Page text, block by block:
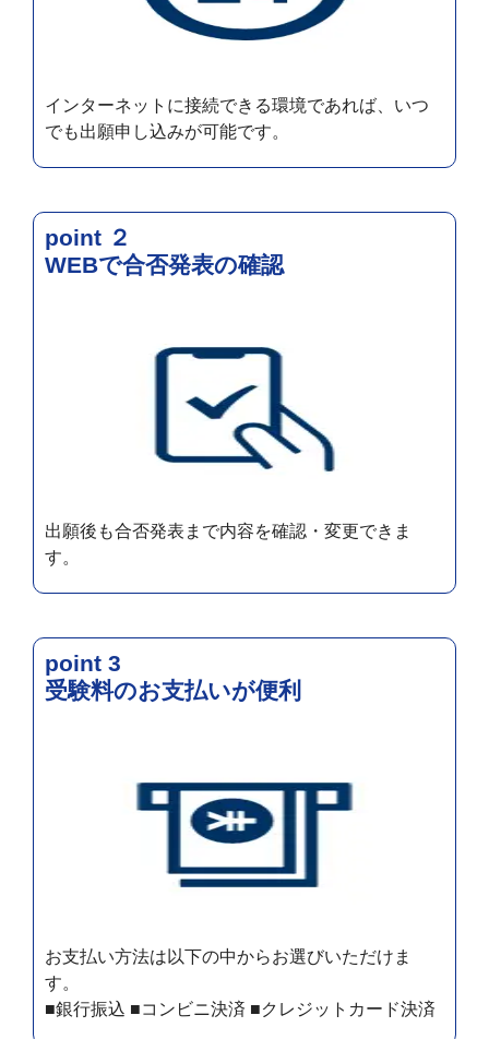
インターネットに接続できる環境であれば、いつ
でも出願申し込みが可能です。
point ２
WEBで合否発表の確認
出願後も合否発表まで内容を確認・変更できま
す。
point 3
受験料のお支払いが便利
お支払い方法は以下の中からお選びいただけま
す。
■銀行振込 ■コンビニ決済 ■クレジットカード決済